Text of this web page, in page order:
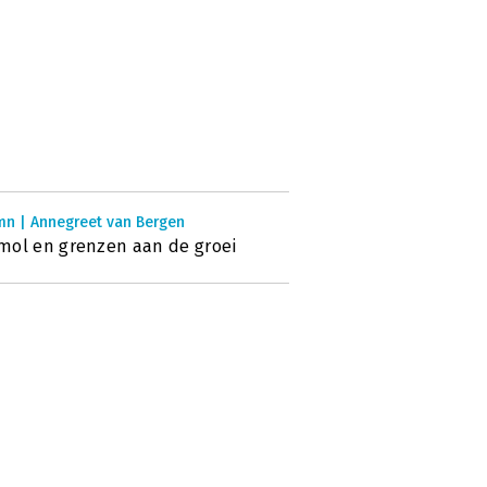
| Annegreet van Bergen
en grenzen aan de groei